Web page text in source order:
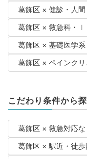
葛飾区 × 健診・人間
葛飾区 × 救急科・Ｉ
葛飾区 × 基礎医学系
葛飾区 × ペインクリ
こだわり条件から
葛飾区 × 救急対応な
葛飾区 × 駅近・徒歩